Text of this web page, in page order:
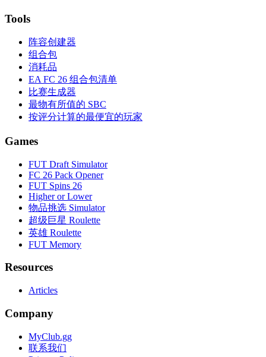
Tools
阵容创建器
组合包
消耗品
EA FC 26 组合包清单
比赛生成器
最物有所值的 SBC
按评分计算的最便宜的玩家
Games
FUT Draft Simulator
FC 26 Pack Opener
FUT Spins 26
Higher or Lower
物品挑选 Simulator
超级巨星 Roulette
英雄 Roulette
FUT Memory
Resources
Articles
Company
MyClub.gg
联系我们